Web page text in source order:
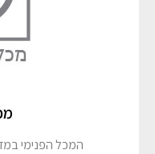
המכל הפנימי